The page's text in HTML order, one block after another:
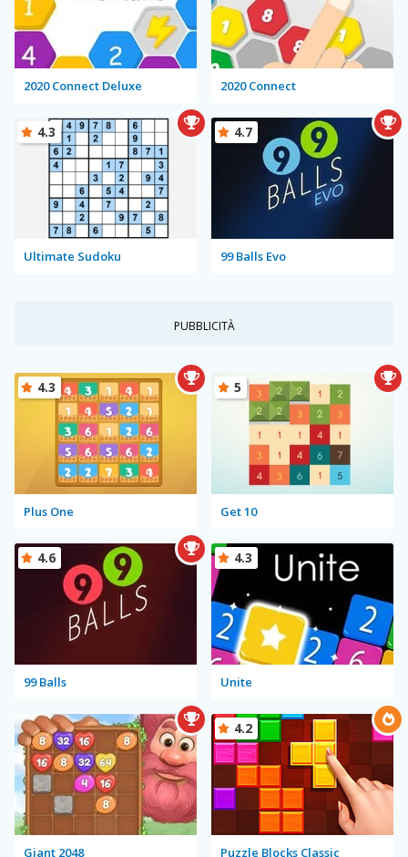
2020 Connect Deluxe 2020 Connect
Ultimate Sudoku
4.3
99 Balls Evo
4.7
PUBBLICITÀ
Plus One
4.3
Get 10
5
99 Balls
4.6
Unite
4.3
Giant 2048 Puzzle Blocks Classic
4.2